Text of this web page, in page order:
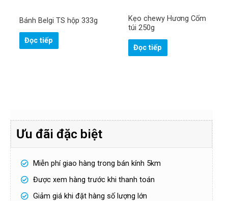
Bánh Belgi TS hộp 333g
Đọc tiếp
Kẹo chewy Hương Cốm
túi 250g
Đọc tiếp
Ưu đãi đặc biệt
Miễn phí giao hàng trong bán kính 5km
Được xem hàng trước khi thanh toán
Giảm giá khi đặt hàng số lượng lớn